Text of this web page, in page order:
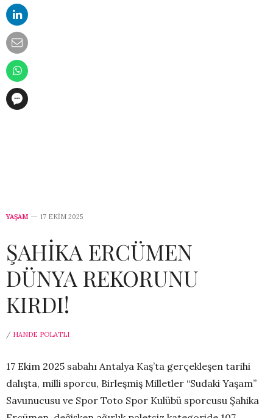
YAŞAM 17 EKIM 2025
ŞAHİKA ERCÜMEN
DÜNYA REKORUNU
KIRDI!
/ HANDE POLATLI
17 Ekim 2025 sabahı Antalya Kaş’ta gerçekleşen tarihi
dalışta, milli sporcu, Birleşmiş Milletler “Sudaki Yaşam”
Savunucusu ve Spor Toto Spor Kulübü sporcusu Şahika